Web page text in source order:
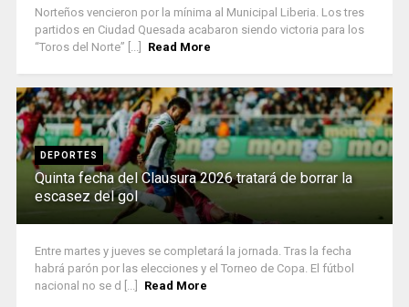
Norteños vencieron por la mínima al Municipal Liberia. Los tres
partidos en Ciudad Quesada acabaron siendo victoria para los
“Toros del Norte” [...]
Read More
DEPORTES
Quinta fecha del Clausura 2026 tratará de borrar la
escasez del gol
Entre martes y jueves se completará la jornada. Tras la fecha
habrá parón por las elecciones y el Torneo de Copa. El fútbol
nacional no se d [...]
Read More